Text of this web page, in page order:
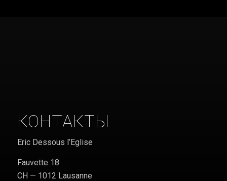
КОНТАКТЫ
Eric Dessous l’Eglise
Fauvette 18
CH — 1012 Lausanne